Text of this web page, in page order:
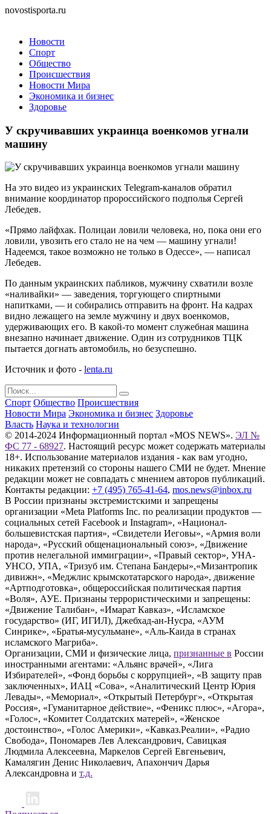
novostisporta.ru
Новости
Спорт
Общество
Происшествия
Новости Мира
Экономика и бизнес
Здоровье
У скручивавших украинца военкомов угнали
машину
На это видео из украинских Telegram-каналов обратил
внимание координатор пророссийского подполья Сергей
Лебедев.
«Прямо лайфхак. Полицаи ловили человека, но, пока они его
ловили, увозить его стало не на чем — машину угнали!
Надеемся, такое возможно не только в Одессе», — написал
Лебедев.
По данным украинских пабликов, мужчину схватили возле
«наливайки» — заведения, торгующего спиртными
напитками, — и собирались отправить на фронт. На кадрах
видно лежащего на земле мужчину и двух военкомов,
удерживающих его. В какой-то момент служебная машина
внезапно начинает движение. Один из сотрудников ТЦК
пытается догнать автомобиль, но безуспешно.
Источник и фото - lenta.ru
Спорт Общество Происшествия
Новости Мира Экономика и бизнес Здоровье
Власть Наука и технологии
© 2014-2024 Информационный портал «MOS NEWS». ЭЛ №
ФС 77 - 68927. Настоящий ресурс может содержать материалы
18+. Использование материалов издания - как вам угодно,
никаких претензий со стороны нашего СМИ не будет. Мнение
редакции может не совпадать с мнением авторов публикаций.
Контакты редакции: +7 (495) 765-41-64, mos.news@inbox.ru
В России признаны экстремистскими и запрещены
организации «Meta Platforms Inc. по реализации продуктов —
социальных сетей Facebook и Instagram», «Национал-
большевистская партия», «Свидетели Иеговы», «Армия воли
народа», «Русский общенациональный союз», «Движение
против нелегальной иммиграции», «Правый сектор», УНА-
УНСО, УПА, «Тризуб им. Степана Бандеры»,«Мизантропик
дивижн», «Меджлис крымскотатарского народа», движение
«Артподготовка», общероссийская политическая партия
«Воля», АУЕ. Признаны террористическими и запрещены:
«Движение Талибан», «Имарат Кавказ», «Исламское
государство» (ИГ, ИГИЛ), Джебхад-ан-Нусра, «АУМ
Синрике», «Братья-мусульмане», «Аль-Каида в странах
исламского Магриба».
Организации, СМИ и физические лица, признанные в России
иностранными агентами: «Альянс врачей», «Лига
Избирателей», «Фонд борьбы с коррупцией», «В защиту прав
заключенных», ИАЦ «Сова», «Аналитический Центр Юрия
Левады», «Мемориал», «Открытый Петербург», «Открытая
Россия», «Гуманитарное действие», «Феникс плюс», «Агора»,
«Голос», «Комитет Солдатских матерей», «Женское
достоинство», «Голос Америки», «Кавказ.Реалии», «Радио
Свобода», Пономарев Лев Александрович, Савицкая
Людмила Алексеевна, Маркелов Сергей Евгеньевич,
Камалягин Денис Николаевич, Апахончич Дарья
Александровна и т.д.